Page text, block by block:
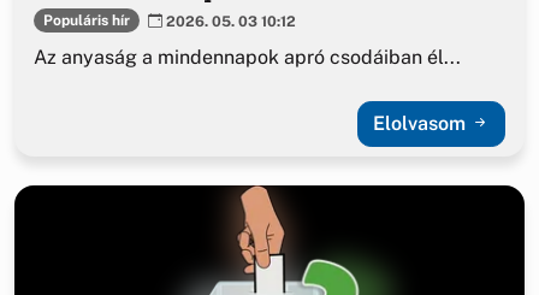
Populáris hír 2026. 05. 03 10:12
Az anyaság a mindennapok apró csodáiban él...
Elolvasom